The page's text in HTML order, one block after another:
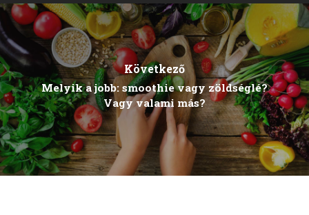
Következő
Melyik a jobb: smoothie vagy zöldséglé?
Vagy valami más?